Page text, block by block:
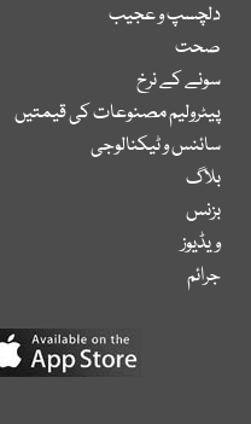
دلچسپ و عجیب
صحت
سونے کے نرخ
پیٹرولیم مصنوعات کی قیمتیں
سائنس و ٹیکنالوجی
بلاگ
بزنس
ویڈیوز
جرائم